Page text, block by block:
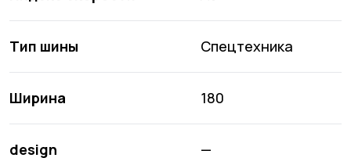
Тип шины Спецтехника
Ширина 180
design —